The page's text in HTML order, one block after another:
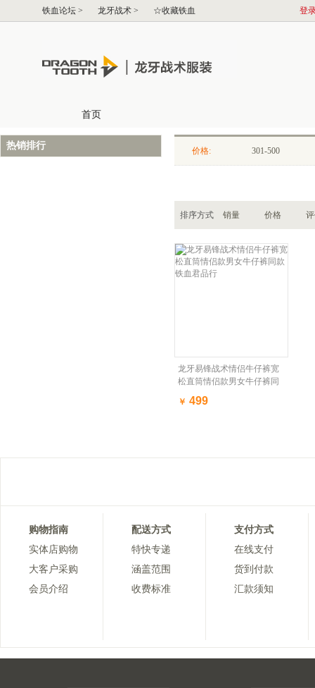
价格: 301-500
排序方式 销量 价格
龙牙易锋战术情侣牛仔裤宽
松直筒情侣款男女牛仔裤同
款铁血君品行
￥ 499
热销排行
购物指南
实体店购物
大客户采购
会员介绍
配送方式
特快专递
涵盖范围
收费标准
支付方式
在线支付
货到付款
汇款须知